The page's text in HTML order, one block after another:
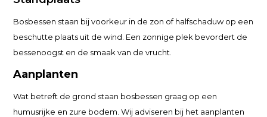
Bosbessen staan bij voorkeur in de zon of halfschaduw op een
beschutte plaats uit de wind. Een zonnige plek bevordert de
bessenoogst en de smaak van de vrucht.
Aanplanten
Wat betreft de grond staan bosbessen graag op een
humusrijke en zure bodem. Wij adviseren bij het aanplanten